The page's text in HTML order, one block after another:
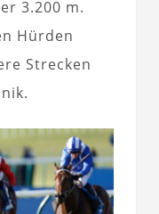
3.200 m.
Hürden
Strecken